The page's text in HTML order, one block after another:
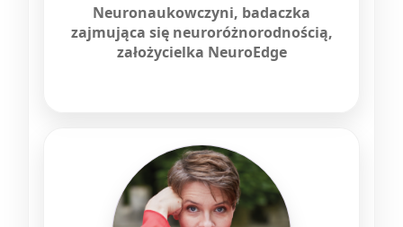
Neuronaukowczyni, badaczka
zajmująca się neuroróżnorodnością,
założycielka NeuroEdge